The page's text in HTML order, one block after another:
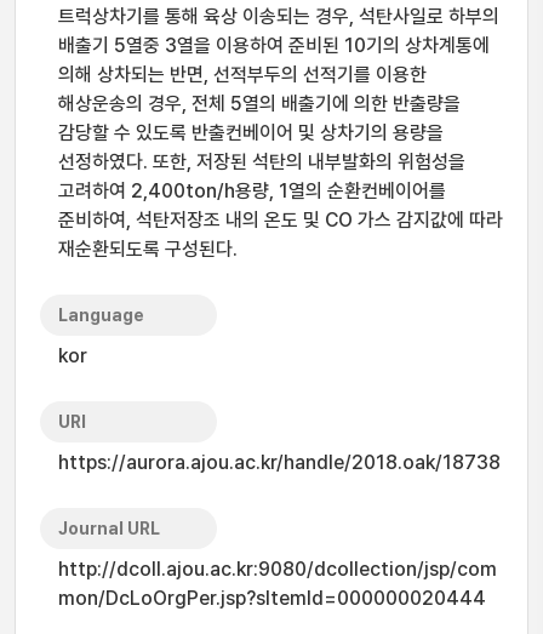
트럭상차기를 통해 육상 이송되는 경우, 석탄사일로 하부의
배출기 5열중 3열을 이용하여 준비된 10기의 상차계통에
의해 상차되는 반면, 선적부두의 선적기를 이용한
해상운송의 경우, 전체 5열의 배출기에 의한 반출량을
감당할 수 있도록 반출컨베이어 및 상차기의 용량을
선정하였다. 또한, 저장된 석탄의 내부발화의 위험성을
고려하여 2,400ton/h용량, 1열의 순환컨베이어를
준비하여, 석탄저장조 내의 온도 및 CO 가스 감지값에 따라
재순환되도록 구성된다.
Language
kor
URI
https://aurora.ajou.ac.kr/handle/2018.oak/18738
Journal URL
http://dcoll.ajou.ac.kr:9080/dcollection/jsp/com
mon/DcLoOrgPer.jsp?sItemId=000000020444